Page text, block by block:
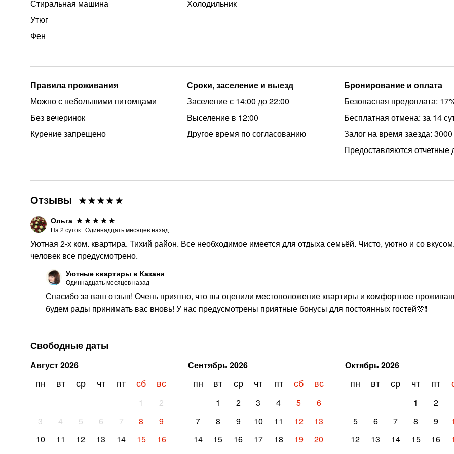
Стиральная машина
Утюг
Фен
Холодильник
Правила проживания
Можно с небольшими питомцами
Без вечеринок
Курение запрещено
Сроки, заселение и выезд
Заселение с 14:00 до 22:00
Выселение в 12:00
Другое время по согласованию
Бронирование и оплата
Безопасная предоплата:
Бесплатная отмена: за 14
Залог на время заезда:
Предоставляются отчетные
Свободные даты
Август2026
пн вт ср чт пт сб вс
1
2
3
4 5 6 7 8
9
10
11 12 13 14 15
16
Сентябрь2026
пн вт ср чт пт сб вс
1 2 3 4 5
6
7
8 9 10 11 12
13
14
15 16 17 18 19
20
Октябрь2026
пн вт ср чт пт
1 2
5
6 7 8 9
12
13 14 15 16
Отзывы
Ольга
На 2 суток ·Одиннадцать месяцев назад
Уютная 2-х ком. квартира. Тихий район. Все необходимое имеется для отдыха семьёй. Чисто, уютно и со
человек все предусмотрено.
Уютные квартиры в Казани
Одиннадцать месяцев назад
Спасибо за ваш отзыв! Очень приятно, что вы оценили местоположение квартиры и комфортное
будем рады принимать вас вновь! У нас предусмотрены приятные бонусы для постоянных гостей🌸❗